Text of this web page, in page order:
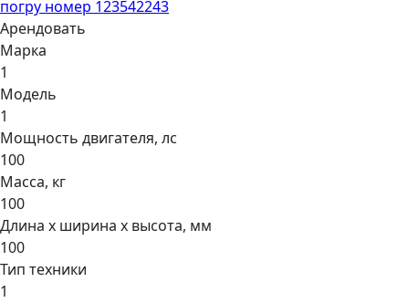
погру номер 123542243
Арендовать
Марка
1
Модель
1
Мощнocть двигaтеля, лс
100
Масса, кг
100
Длина х ширина х высота, мм
100
Тип техники
1